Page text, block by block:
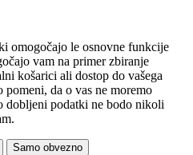
omogočajo le osnovne funkcije
vam na primer zbiranje
košarici ali dostop do vašega
pomeni, da o vas ne moremo
dobljeni podatki ne bodo nikoli
Samo obvezno